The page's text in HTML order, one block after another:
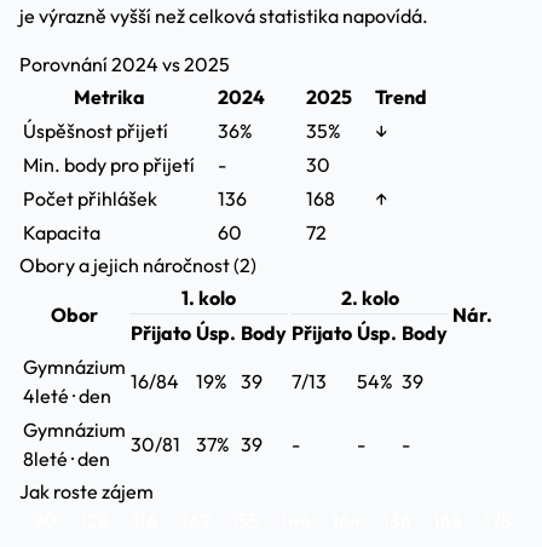
je výrazně vyšší než celková statistika napovídá.
Porovnání 2024 vs 2025
Metrika
2024 2025
Trend
Úspěšnost přijetí
36% 35%
↓
Min. body pro přijetí
-
30
Počet přihlášek
136 168
↑
Kapacita
60
72
Obory a jejich náročnost (2)
Obor
1. kolo 2. kolo
Nár.
Přijato Úsp. Body Přijato Úsp. Body
Gymnázium
4leté · den
16/84 19% 39 7/13 54% 39
Gymnázium
8leté · den
30/81 37% 39 - -
-
Jak roste zájem